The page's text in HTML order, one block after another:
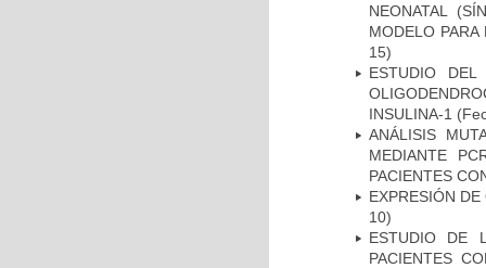
NEONATAL
MODELO
15)
ESTUDIO
INSULINA-1
ANÁLISIS
MEDIANTE
PACIENTES
EXPRESIÓN
10)
ESTUDIO DE
PACIENTES